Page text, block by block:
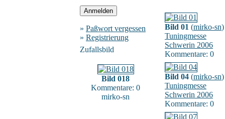
» Paßwort vergessen
» Registrierung
Zufallsbild
Bild 018
Kommentare: 0
mirko-sn
Bild 01 (mirko-sn)
Tuningmesse
Schwerin 2006
Kommentare: 0
Bild 04 (mirko-sn)
Tuningmesse
Schwerin 2006
Kommentare: 0